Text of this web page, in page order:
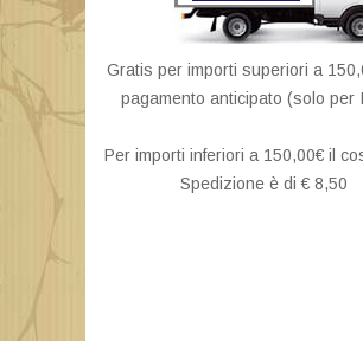
Gratis per importi superiori a
pagamento anticipato (solo per
Per importi inferiori a 150,00€ il
Spedizione è di € 8,50